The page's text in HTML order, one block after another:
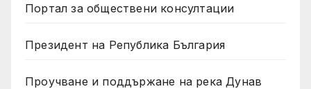
Портал за обществени консултации
Президент на Република България
Проучване и поддържане на река Дунав